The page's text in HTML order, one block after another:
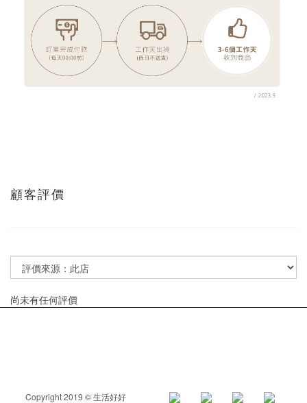
顧客評價
尚未有任何評價
Copyright 2019 © 生活好好